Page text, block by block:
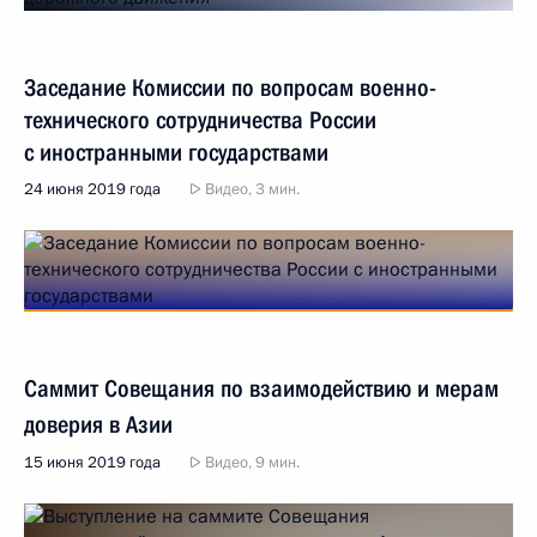
Заседание Комиссии по вопросам военно-
технического сотрудничества России
с иностранными государствами
24 июня 2019 года Видео, 3 мин.
Саммит Совещания по взаимодействию и мерам
доверия в Азии
15 июня 2019 года Видео, 9 мин.